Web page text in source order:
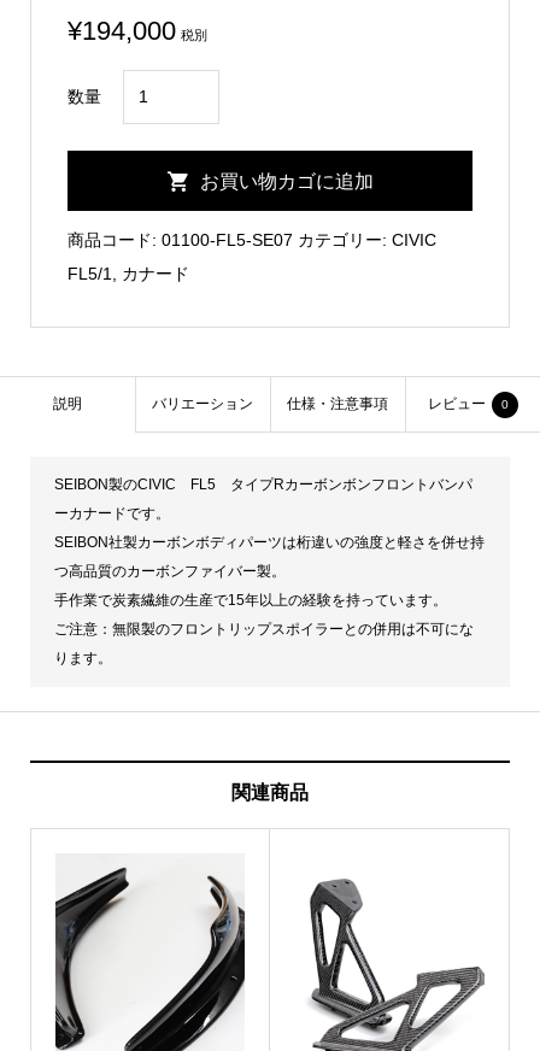
¥194,000 税別
数量
FL5
Carbon
Canard/SEIBON
個
お買い物カゴに追加
商品コード: 01100-FL5-SE07 カテゴリー: CIVIC
FL5/1
カナード
説明 バリエーション 仕様・注意事項 レビュー 0
SEIBON製のCIVIC FL5 タイプRカーボンボンフロントバンパ
ーカナードです。
SEIBON社製カーボンボディパーツは桁違いの強度と軽さを併せ持
つ高品質のカーボンファイバー製。
手作業で炭素繊維の生産で15年以上の経験を持っています。
ご注意：無限製のフロントリップスポイラーとの併用は不可にな
ります。
関連商品